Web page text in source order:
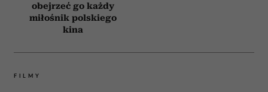
obejrzeć go każdy
miłośnik polskiego
kina
FILMY